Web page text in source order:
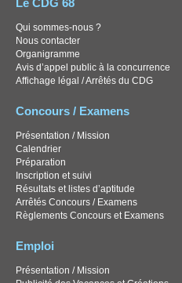
Le CDG 68
Qui sommes-nous ?
Nous contacter
Organigramme
Avis d’appel public à la concurrence
Affichage légal / Arrêtés du CDG
Concours / Examens
Présentation / Mission
Calendrier
Préparation
Inscription et suivi
Résultats et listes d’aptitude
Arrêtés Concours / Examens
Règlements Concours et Examens
Emploi
Présentation / Mission